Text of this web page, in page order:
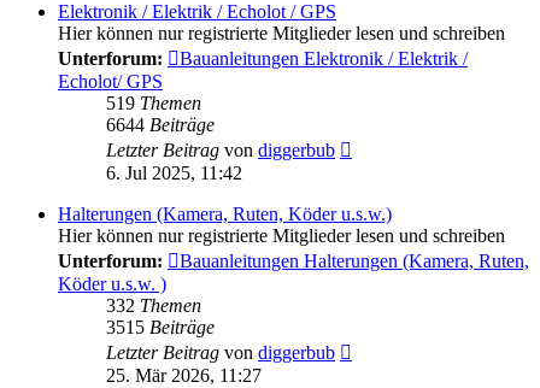
Elektronik / Elektrik / Echolot / GPS
Hier können nur registrierte Mitglieder lesen und schreiben
Unterforum:
Bauanleitungen Elektronik / Elektrik /
Echolot/ GPS
519 Themen
6644 Beiträge
Letzter Beitrag von diggerbub
6. Jul 2025, 11:42
Halterungen (Kamera, Ruten, Köder u.s.w.)
Hier können nur registrierte Mitglieder lesen und schreiben
Unterforum:
Bauanleitungen Halterungen (Kamera, Ruten,
Köder u.s.w. )
332 Themen
3515 Beiträge
Letzter Beitrag von diggerbub
25. Mär 2026, 11:27